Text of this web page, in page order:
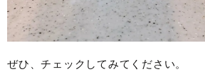
ぜひ、チェックしてみてください。